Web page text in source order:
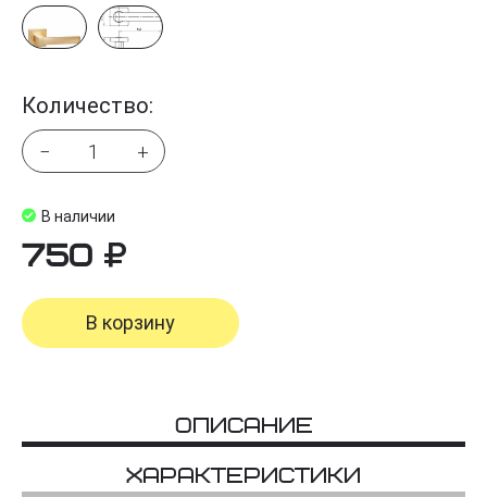
Количество:
− +
В наличии
750
В корзину
Описание
Характеристики